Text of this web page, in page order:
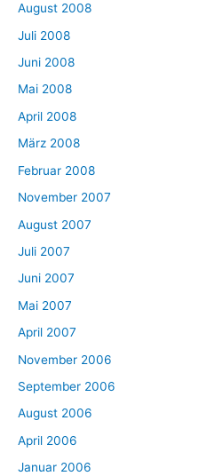
August 2008
Juli 2008
Juni 2008
Mai 2008
April 2008
März 2008
Februar 2008
November 2007
August 2007
Juli 2007
Juni 2007
Mai 2007
April 2007
November 2006
September 2006
August 2006
April 2006
Januar 2006